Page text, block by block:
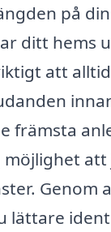
på
ditt hems
att
främsta
att
Genom
lättare